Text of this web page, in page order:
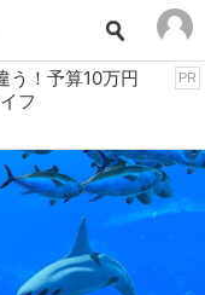
用品
ホビー
電
お菓子
う！予算10万円
フ
PR